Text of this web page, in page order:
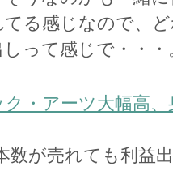
る感じなので、
って感じで・・・
・アーツ大幅高
数が売れても利益